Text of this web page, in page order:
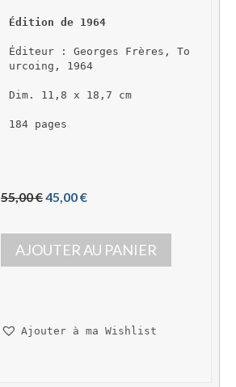
Édition de 1964
Éditeur : Georges Frères, To
urcoing, 1964
Dim. 11,8 x 18,7 cm
184 pages
55,00 €L
p
r
i
i
45,00 €L
p
r
i
t
AJOUTER AU PANIER
Ajouter à ma Wishlist